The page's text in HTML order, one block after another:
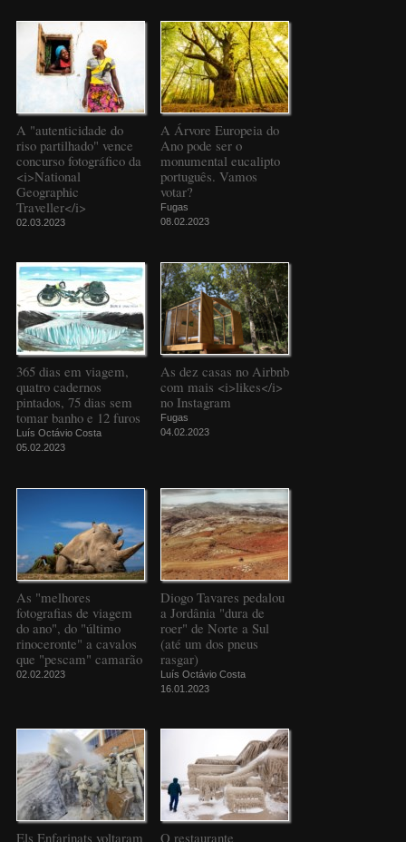
A "autenticidade do
riso partilhado" vence
concurso fotográfico da
<i>National
Geographic
Traveller</i>
02.03.2023
A Árvore Europeia do
Ano pode ser o
monumental eucalipto
português. Vamos
votar?
Fugas
08.02.2023
365 dias em viagem,
quatro cadernos
pintados, 75 dias sem
tomar banho e 12 furos
Luís Octávio Costa
05.02.2023
As dez casas no Airbnb
com mais <i>likes</i>
no Instagram
Fugas
04.02.2023
As "melhores
fotografias de viagem
do ano", do "último
rinoceronte" a cavalos
que "pescam" camarão
02.02.2023
Diogo Tavares pedalou
a Jordânia "dura de
roer" de Norte a Sul
(até um dos pneus
rasgar)
Luís Octávio Costa
16.01.2023
Els Enfarinats voltaram O restaurante